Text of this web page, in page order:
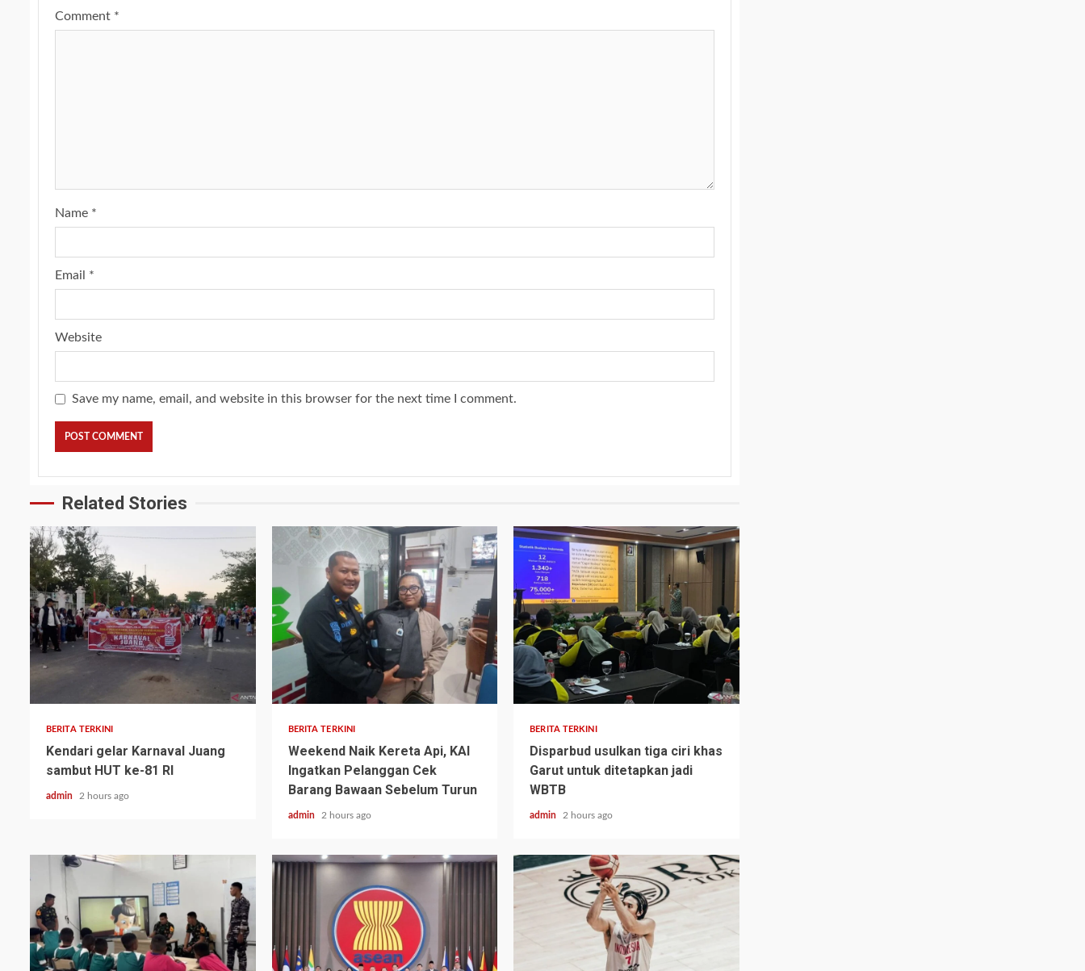
Comment *
Name *
Email *
Website
Save my name, email, and website in this browser for the next time I comment.
Related Stories
BERITA TERKINI
Kendari gelar Karnaval Juang
sambut HUT ke-81 RI
admin 2 hours ago
BERITA TERKINI
Weekend Naik Kereta Api, KAI
Ingatkan Pelanggan Cek
Barang Bawaan Sebelum Turun
admin 2 hours ago
BERITA TERKINI
Disparbud usulkan tiga ciri khas
Garut untuk ditetapkan jadi
WBTB
admin 2 hours ago